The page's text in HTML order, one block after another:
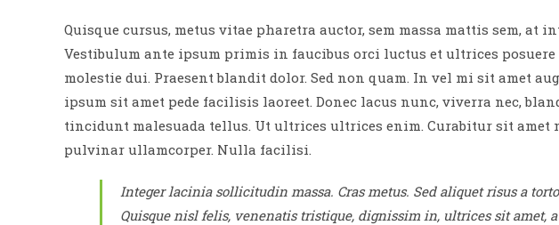
Quisque cursus, metus vitae pharetra auctor, sem massa mattis sem, at
Vestibulum ante ipsum primis in faucibus orci luctus et ultrices
molestie dui. Praesent blandit dolor. Sed non quam. In vel mi sit amet
ipsum sit amet pede facilisis laoreet. Donec lacus nunc, viverra nec,
tincidunt malesuada tellus. Ut ultrices ultrices enim. Curabitur sit amet
pulvinar ullamcorper. Nulla facilisi.
Integer lacinia sollicitudin massa. Cras metus. Sed aliquet risus a
Quisque nisl felis, venenatis tristique, dignissim in, ultrices sit amet,